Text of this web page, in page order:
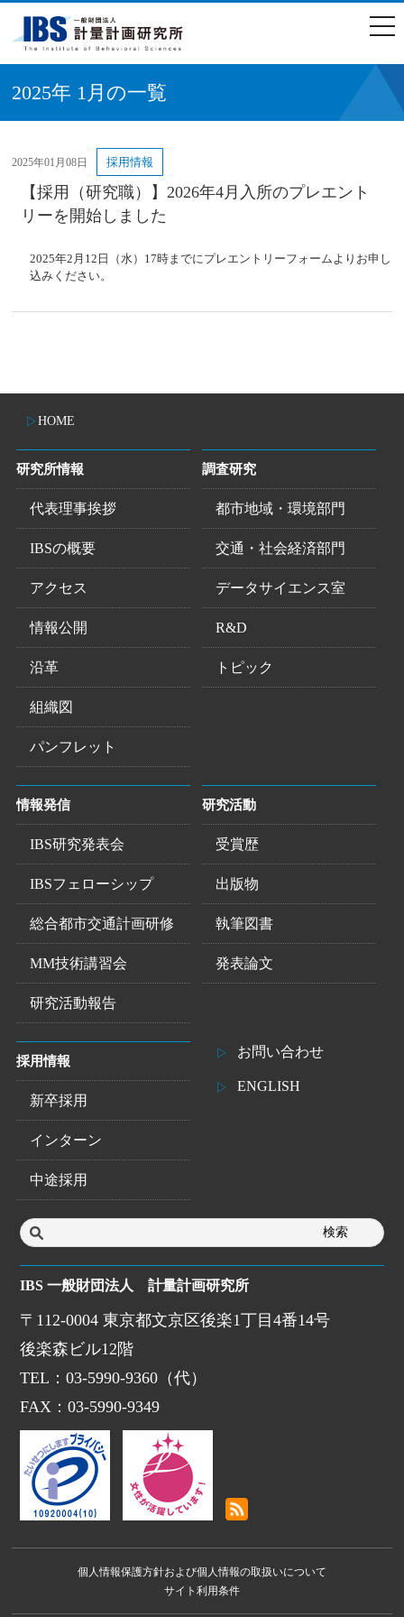
2025年 1月の一覧
2025年01月08日 採用情報
【採用（研究職）】2026年4月入所のプレエント
リーを開始しました
2025年2月12日（水）17時までにプレエントリーフォームよりお申し
込みください。
HOME
研究所情報
代表理事挨拶
IBSの概要
アクセス
情報公開
沿革
組織図
パンフレット
調査研究
都市地域・環境部門
交通・社会経済部門
データサイエンス室
R&D
トピック
情報発信
IBS研究発表会
IBSフェローシップ
総合都市交通計画研修
MM技術講習会
研究活動報告
研究活動
受賞歴
出版物
執筆図書
発表論文
採用情報
新卒採用
インターン
中途採用
お問い合わせ
ENGLISH
IBS 一般財団法人 計量計画研究所
〒112-0004 東京都文京区後楽1丁目4番14号
後楽森ビル12階
TEL：03-5990-9360（代）
FAX：03-5990-9349
個人情報保護方針および個人情報の取扱いについて
サイト利用条件